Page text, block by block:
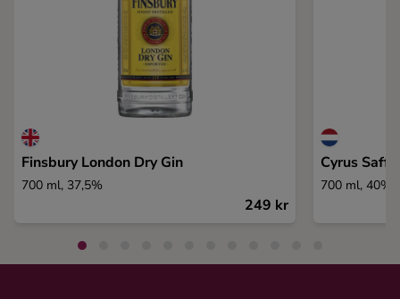
Finsbury London Dry Gin
700 ml, 37,5%
249 kr
Cyrus
700 ml, 40%